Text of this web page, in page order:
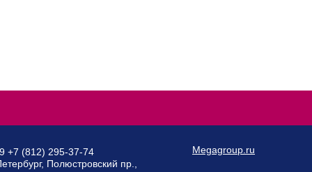
+7 (812) 295-37-74
Полюстровский пр.,
Megagroup.ru